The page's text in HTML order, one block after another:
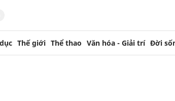
Thế giới Thể thao Văn hóa - Giải trí Đời